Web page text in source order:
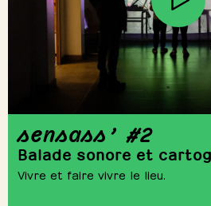
sensass’ #2
Balade sonore et
Vivre et faire vivre le lieu.